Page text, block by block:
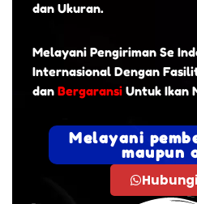
dan Ukuran.
Melayani Pengiriman Se
Internasional Dengan
dan Bergaransi Untuk Ikan
Melayani
maupun